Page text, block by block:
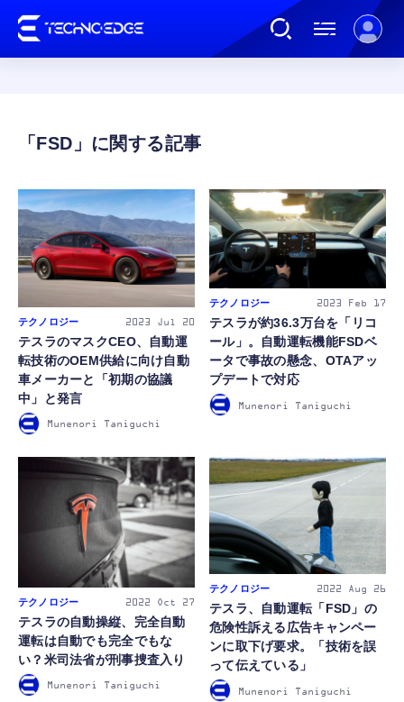
ガジェット
ゲーム
カルチャー
公式ストア
FOLLOW US
FSD
テクノロジー 2023 Jul 20
テスラのマスクCEO、自動運
転技術のOEM供給に向け自動
車メーカーと「初期の協議
中」と発言
Munenori Taniguchi
テクノロジー 2023 Feb 17
テスラが約36.3万台を「リコ
ール」。自動運転機能FSDベ
ータで事故の懸念、OTAアッ
プデートで対応
Munenori Taniguchi
テクノロジー 2022 Oct 27
テスラの自動操縦、完全自動
運転は自動でも完全でもな
い？米司法省が刑事捜査入り
Munenori Taniguchi
テクノロジー 2022 Aug 26
テスラ、自動運転「FSD」の
危険性訴える広告キャンペー
ンに取下げ要求。「技術を誤
って伝えている」
Munenori Taniguchi